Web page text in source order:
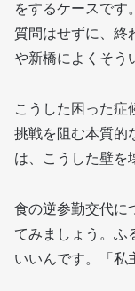
をするケースです
質問はせずに、終
や新橋によくそう
こうした困った症
挑戦を阻む本質的
は、こうした壁を
食の逆参勤交代に
てみましょう。ふ
いいんです。「私